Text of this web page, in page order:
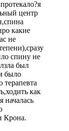
центр
какие
не
спину не
был
было
терапевта
как
началась
Крона.